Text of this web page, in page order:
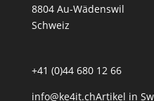
8804 Au-Wädenswil
Schweiz
+41 (0)44 680 12 66
info@ke4it.chArtikel in